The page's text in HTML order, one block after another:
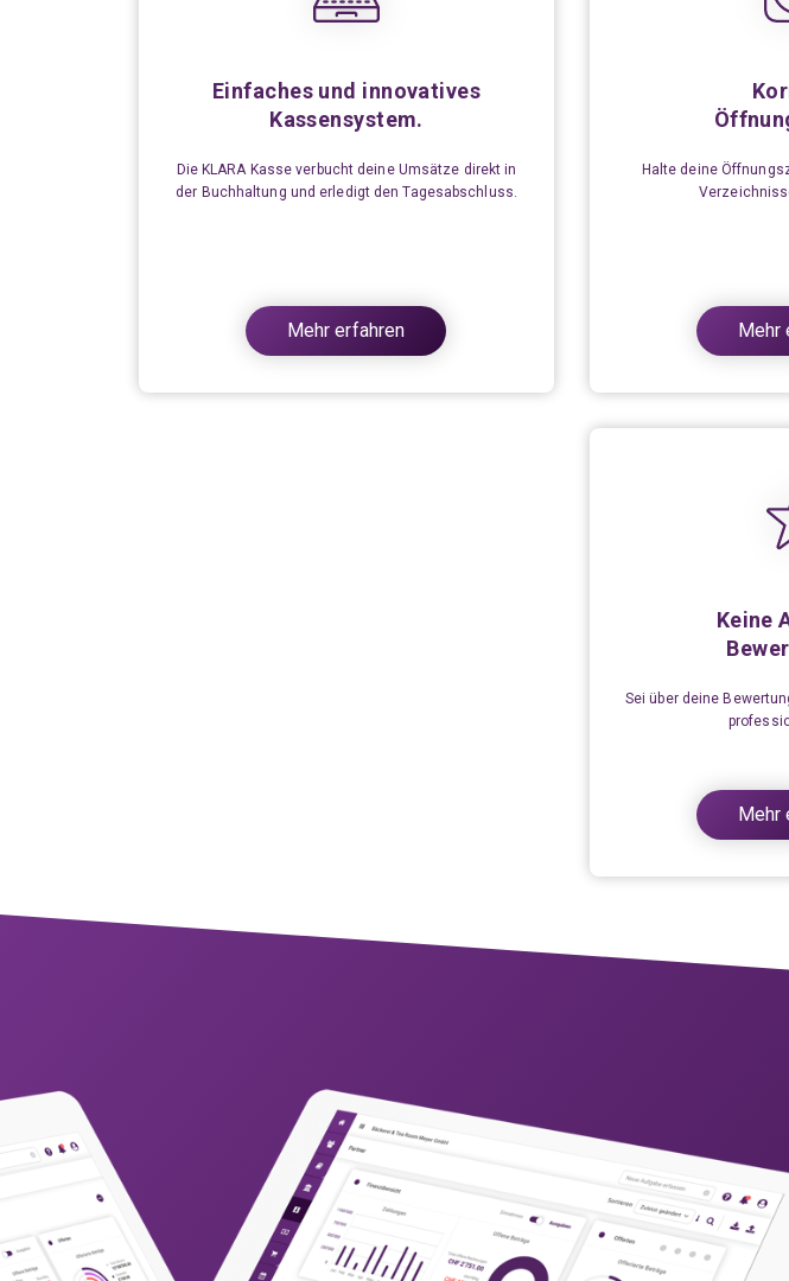
Einfaches und innovatives
Kassensystem.
Die KLARA Kasse verbucht deine Umsätze direkt in
der Buchhaltung und erledigt den Tagesabschluss.
Mehr erfahren
Halte deine
Mehr
Keine
Sei über deine
Mehr